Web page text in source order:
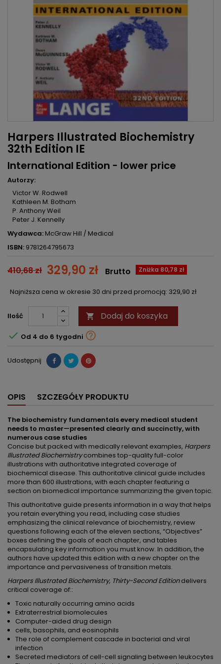
Harpers Illustrated Biochemistry
32th Edition IE
International Edition - lower price
Autorzy:
Victor W. Rodwell
Kathleen M. Botham
P. Anthony Weil
Peter J. Kennelly
Wydawca:McGraw Hill / Medical
ISBN: 9781264795673
410,68 zł 329,90 zł Zniżka 80,78 zł
Brutto
Najniższa cena w okresie 30 dni przed promocją: 329,90 zł
Ilość  Dodaj do koszyka
 Od 4 do 6 tygodni 
Udostępnij
OPIS SZCZEGÓŁY PRODUKTU
The biochemistry fundamentals every medical student
needs to master—presented clearly and succinctly, with
numerous case studies
Concise but packed with medically relevant examples, Harpers
Illustrated Biochemistrycombines top-quality full-color
illustrations with authoritative integrated coverage of
biochemical disease. This authoritative clinical guide includes
more than 600 illustrations, with each chapter featuring a
section on biomedical importance summarizing the given topic.
This authoritative guide presents information in a way that helps
you retain everything you read, including case studies
emphasizing the clinical relevance of biochemistry, review
questions following each of the eleven sections, “Objectives”
boxes defining the goals of each chapter, and tables
encapsulating key information you must know. In addition, the
authors have updated this edition with a new chapter on the
importance and pervasiveness of transition metals.
Harpers Illustrated Biochemistry, Thirty-Second Editiondelivers
critical coverage of::
Toxic naturally occurring amino acids
Extraterrestrial biomolecules
Computer-aided drug design
cells, basophils, and eosinophils
The role of complement cascade in bacterial and viral
infection
Secreted mediators of cell-cell signaling between leukocytes